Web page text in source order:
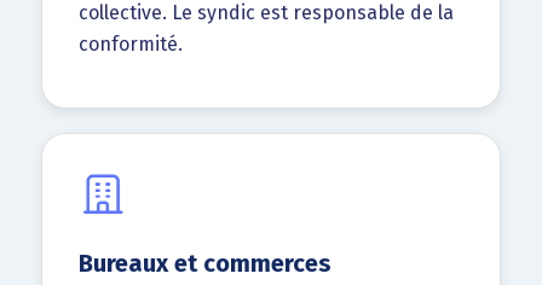
collective. Le syndic est responsable de la
conformité.
Bureaux et commerces